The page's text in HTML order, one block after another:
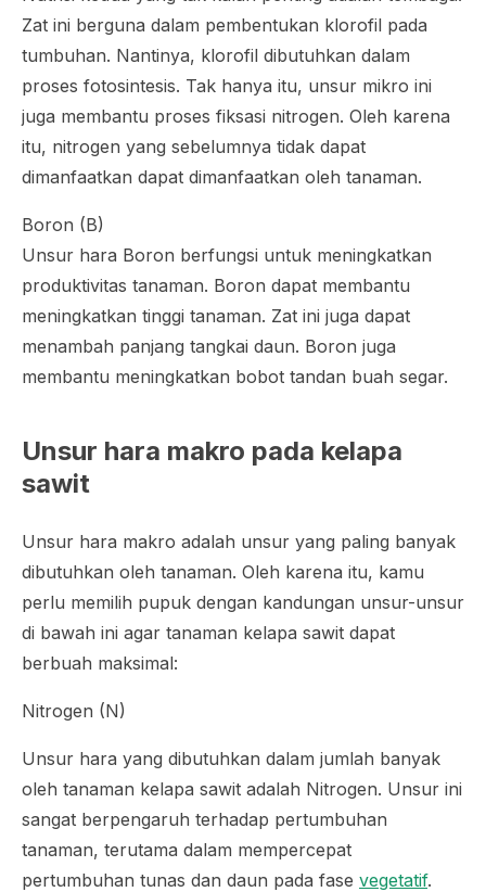
Zat ini berguna dalam pembentukan klorofil pada
tumbuhan. Nantinya, klorofil dibutuhkan dalam
proses fotosintesis. Tak hanya itu, unsur mikro ini
juga membantu proses fiksasi nitrogen. Oleh karena
itu, nitrogen yang sebelumnya tidak dapat
dimanfaatkan dapat dimanfaatkan oleh tanaman.
Boron (B)
Unsur hara Boron berfungsi untuk meningkatkan
produktivitas tanaman. Boron dapat membantu
meningkatkan tinggi tanaman. Zat ini juga dapat
menambah panjang tangkai daun. Boron juga
membantu meningkatkan bobot tandan buah segar.
Unsur hara makro pada kelapa
sawit
Unsur hara makro adalah unsur yang paling banyak
dibutuhkan oleh tanaman. Oleh karena itu, kamu
perlu memilih pupuk dengan kandungan unsur-unsur
di bawah ini agar tanaman kelapa sawit dapat
berbuah maksimal:
Nitrogen (N)
Unsur hara yang dibutuhkan dalam jumlah banyak
oleh tanaman kelapa sawit adalah Nitrogen. Unsur ini
sangat berpengaruh terhadap pertumbuhan
tanaman, terutama dalam mempercepat
pertumbuhan tunas dan daun pada fase vegetatif.